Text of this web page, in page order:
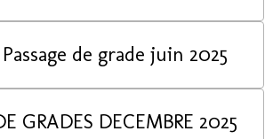
inscription Passage de grade juin 2025
GRADES DECEMBRE 2025